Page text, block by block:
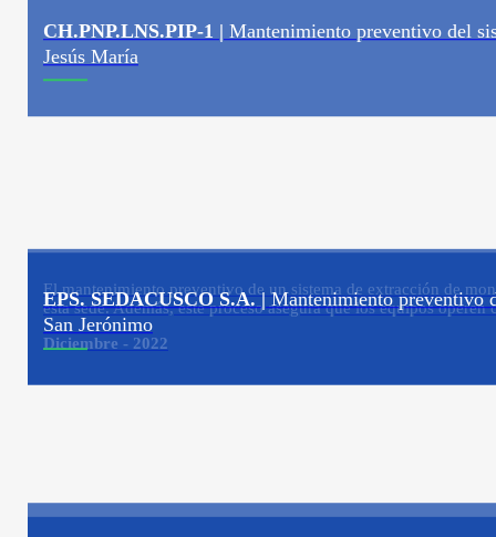
CH.PNP.LNS.PIP-1 | Mantenimiento preventivo del
Jesús María
El mantenimiento preventivo de un sistema de extracción de
esta sede. Además, este proceso asegura que los equipos
Diciembre - 2022
EPS. SEDACUSCO S.A. |Mantenimiento preventivo
San Jerónimo